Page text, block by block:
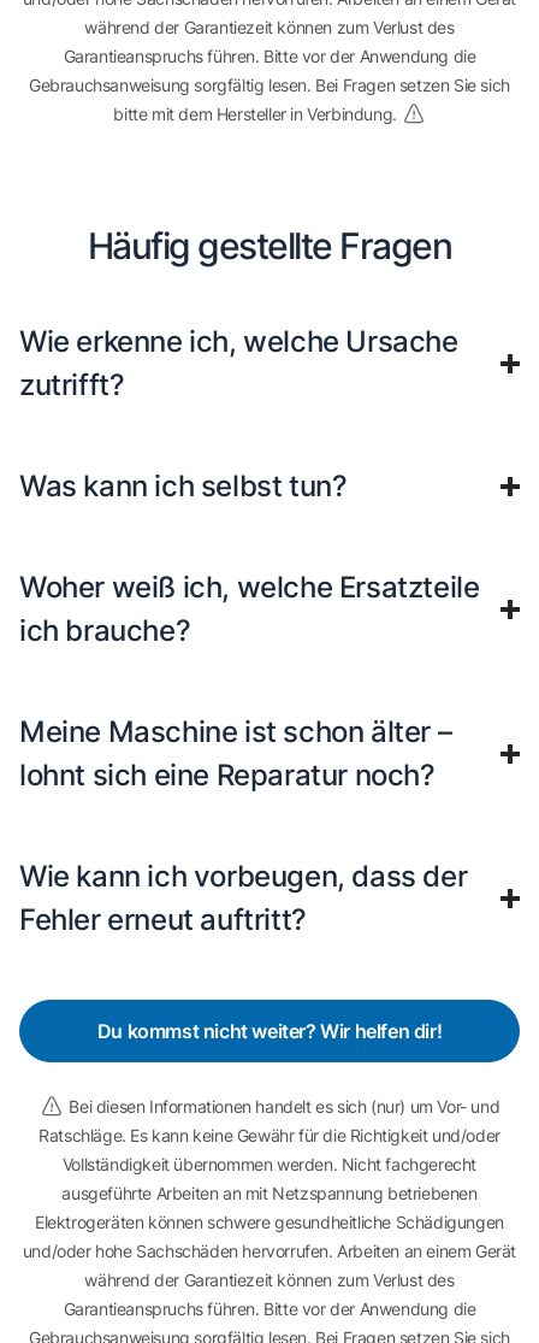
während der Garantiezeit können zum Verlust des
Garantieanspruchs führen. Bitte vor der Anwendung die
Gebrauchsanweisung sorgfältig lesen. Bei Fragen setzen Sie sich
bitte mit dem Hersteller in Verbindung.
Häufig gestellte Fragen
Wie erkenne ich, welche Ursache
zutrifft?
Was kann ich selbst tun?
Woher weiß ich, welche Ersatzteile
ich brauche?
Meine Maschine ist schon älter –
lohnt sich eine Reparatur noch?
Wie kann ich vorbeugen, dass der
Fehler erneut auftritt?
Du kommst nicht weiter? Wir helfen dir!
Bei diesen Informationen handelt es sich (nur) um Vor- und
Ratschläge. Es kann keine Gewähr für die Richtigkeit und/oder
Vollständigkeit übernommen werden. Nicht fachgerecht
ausgeführte Arbeiten an mit Netzspannung betriebenen
Elektrogeräten können schwere gesundheitliche Schädigungen
und/oder hohe Sachschäden hervorrufen. Arbeiten an einem Gerät
während der Garantiezeit können zum Verlust des
Garantieanspruchs führen. Bitte vor der Anwendung die
Gebrauchsanweisung sorgfältig lesen. Bei Fragen setzen Sie sich